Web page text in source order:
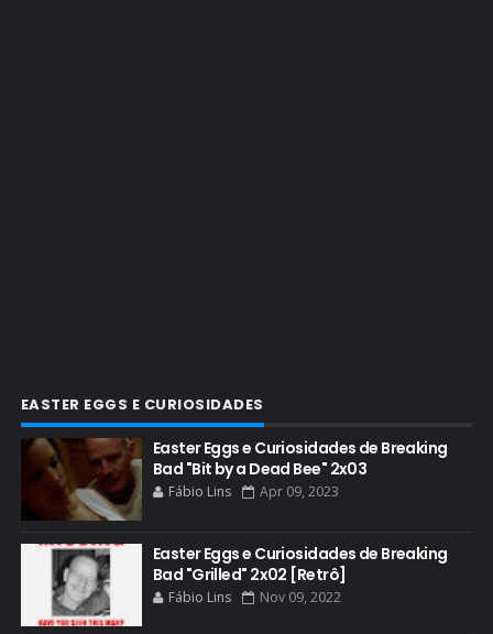
CONHEÇA BREAKING BAD
CRITICS CHOICE AWARDS
CURIOSIDADES
DGA AWARDS
DVD
DEAN NORRIS
DOCUMENTÁRIO
EASTER EGGS E CURIOSIDADES
Easter Eggs e Curiosidades de Breaking
Bad "Bit by a Dead Bee" 2x03
Fábio Lins Apr 09, 2023
Easter Eggs e Curiosidades de Breaking
Bad "Grilled" 2x02 [Retrô]
Fábio Lins Nov 09, 2022